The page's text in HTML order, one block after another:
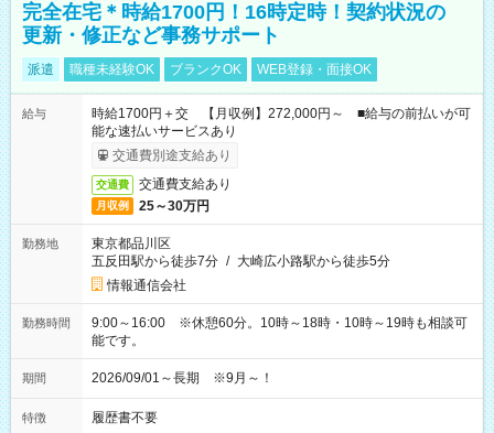
完全在宅＊時給1700円！16時定時！契約状況の
更新・修正など事務サポート
派遣 職種未経験OK ブランクOK WEB登録・面接OK
給与
時給1700円＋交 【月収例】272,000円～ ■給与の前払いが可
能な速払いサービスあり
交通費別途支給あり
交通費 交通費支給あり
月収例 25～30万円
勤務地
東京都品川区
五反田駅から徒歩7分 / 大崎広小路駅から徒歩5分
情報通信会社
勤務時間
9:00～16:00 ※休憩60分。10時～18時・10時～19時も相談可
能です。
期間 2026/09/01～長期 ※9月～！
特徴 履歴書不要